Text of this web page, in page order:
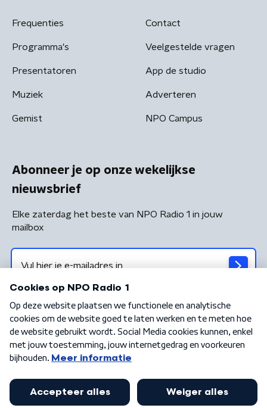
Frequenties
Programma's
Presentatoren
Muziek
Gemist
Contact
Veelgestelde vragen
App de studio
Adverteren
NPO Campus
Abonneer je op onze wekelijkse
nieuwsbrief
Elke zaterdag het beste van NPO Radio 1 in jouw
mailbox
Algemene voorwaarden